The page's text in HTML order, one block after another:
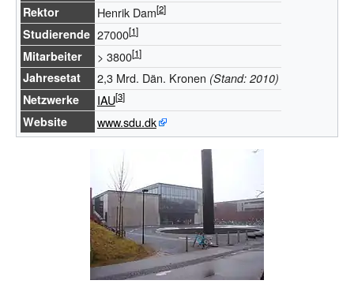
Rektor Henrik Dam
Studierende 27000
Mitarbeiter > 3800
Jahresetat 2,3 Mrd. Dän. Kronen (Stand: 2010)
Netzwerke
IAU
Website www.sdu.dk